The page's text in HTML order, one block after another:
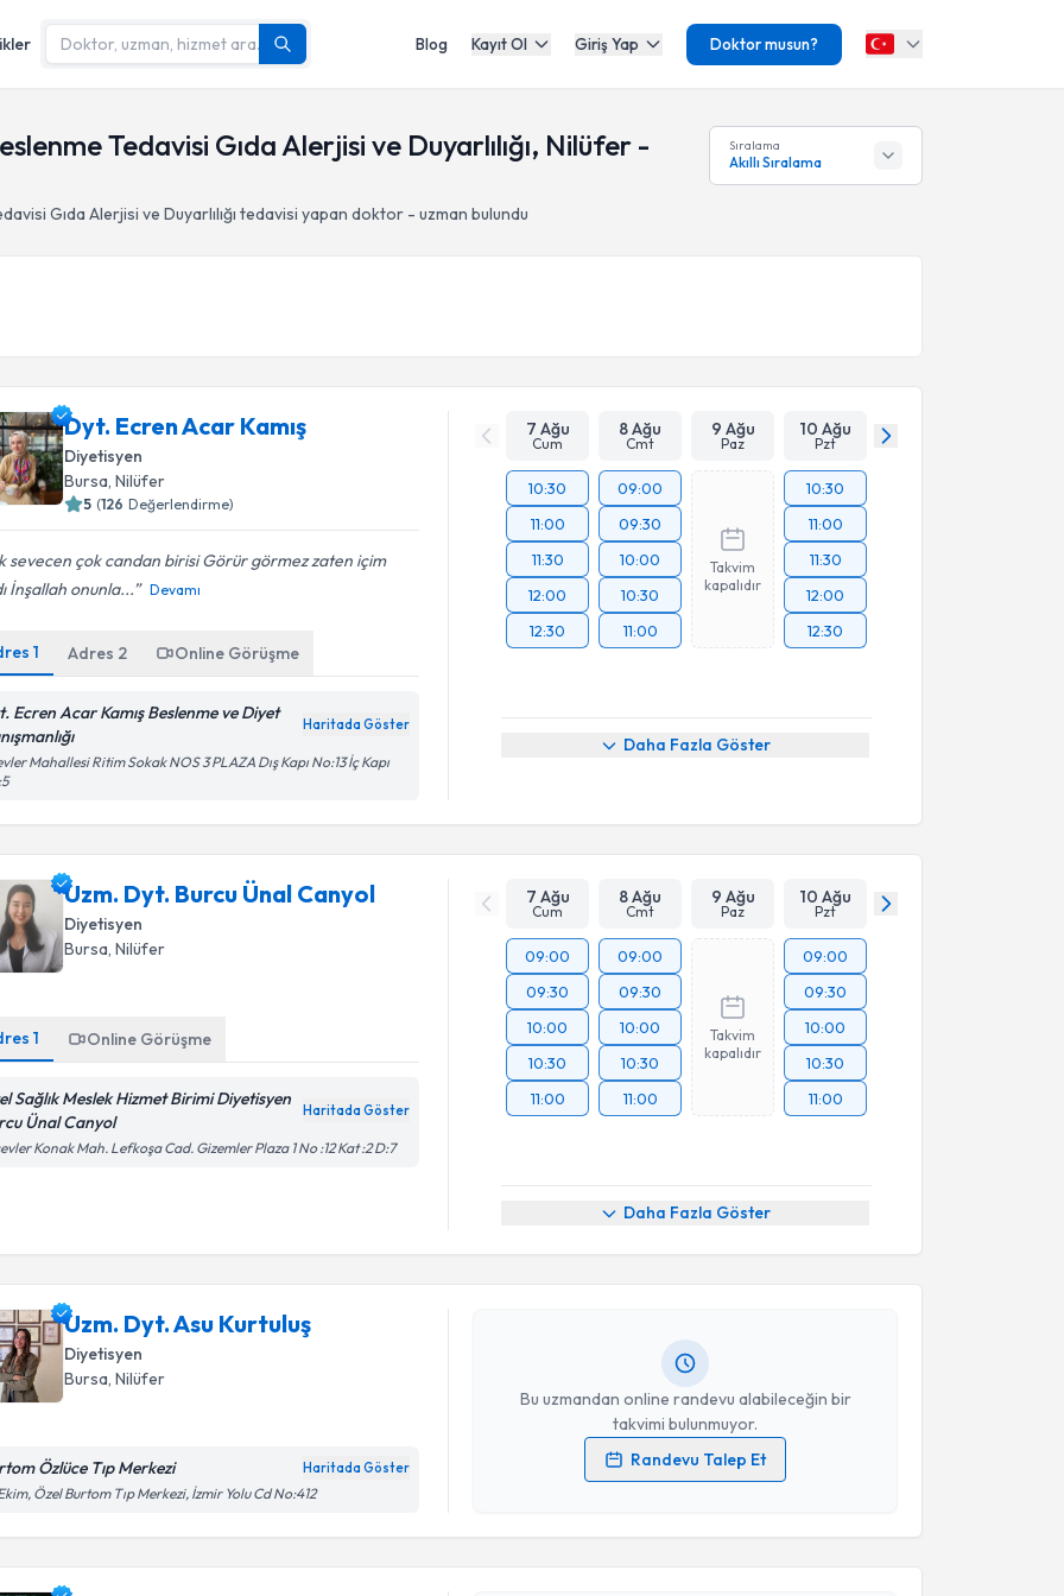
Blog Kayıt Ol Giriş Yap Doktor musun?
Tedavisi Gıda Alerjisi ve Duyarlılığı, Nilüfer -
Gıda Alerjisi ve Duyarlılığı tedavisi yapan doktor - uzman bulundu
Sıralama
Akıllı Sıralama
Dyt. Ecren Acar Kamış
Diyetisyen
Bursa, Nilüfer
5 (126 Değerlendirme)
sevecen çok candan birisi Görür görmez zaten içim
İnşallah onunla...
Devamı
1 Adres 2 Online Görüşme
Ecren Acar Kamış Beslenme ve Diyet
Haritada Göster
Mahallesi Ritim Sokak NOS 3 PLAZA Dış Kapı No:13 İç Kapı
7 Ağu
Cum
8 Ağu
Cmt
9 Ağu
Paz
10 Ağu
Pzt
10:30
11:00
11:30
12:00
12:30
09:00
09:30
10:00
10:30
11:00
Takvim
kapalıdır
10:30
11:00
11:30
12:00
12:30
Daha Fazla Göster
Uzm. Dyt. Burcu Ünal Canyol
Diyetisyen
Bursa, Nilüfer
1 Online Görüşme
Sağlık Meslek Hizmet Birimi Diyetisyen
Ünal Canyol
Haritada Göster
Konak Mah. Lefkoşa Cad. Gizemler Plaza 1 No :12 Kat :2 D:7
7 Ağu
Cum
8 Ağu
Cmt
9 Ağu
Paz
10 Ağu
Pzt
09:00
09:30
10:00
10:30
11:00
09:00
09:30
10:00
10:30
11:00
Takvim
kapalıdır
09:00
09:30
10:00
10:30
11:00
Daha Fazla Göster
Uzm. Dyt. Asu Kurtuluş
Diyetisyen
Bursa , Nilüfer
Özlüce Tıp Merkezi Haritada Göster
Özel Burtom Tıp Merkezi, İzmir Yolu Cd No:412
Bu uzmandan online randevu alabileceğin bir
takvimi bulunmuyor.
Randevu Talep Et
Randevu Takvimi Talebi
Kişisel verilerimin işlenmesine ilişkinAydınlatma Metni
Randevu Takvimi Talebi